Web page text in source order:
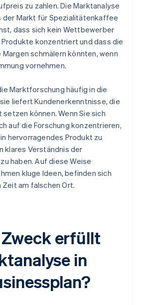
zu zahlen. Die Marktanalyse
der Markt für Spezialitätenkaffee
dass sich kein Wettbewerber
konzentriert und dass die
schmälern könnten, wenn
vornehmen.
Marktforschung häufig in die
liefert Kundenerkenntnisse, die
können. Wenn Sie sich
auf die Forschung konzentrieren,
hervorragendes Produkt zu
klares Verständnis der
haben. Auf diese Weise
kluge Ideen, befinden sich
am falschen Ort.
erfüllt
in